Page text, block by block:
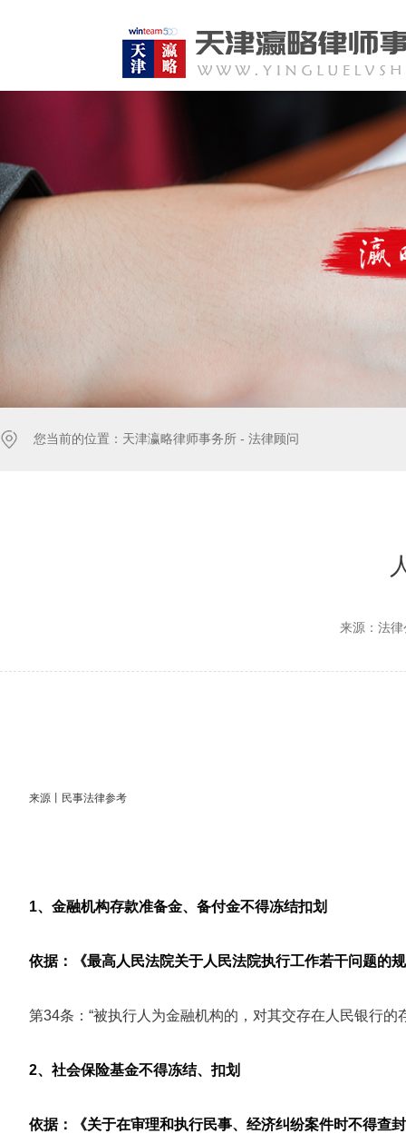
您当前的位置： 天津瀛略律师事务所 - 法律顾问
来源：法律
来源丨民事法律参考
1、金融机构存款准备金、备付金不得冻结扣划
依据：《最高人民法院关于人民法院执行工作若干问题的
第34条：“被执行人为金融机构的，对其交存在人民银行
2、社会保险基金不得冻结、扣划
依据：《关于在审理和执行民事、经济纠纷案件时不得查